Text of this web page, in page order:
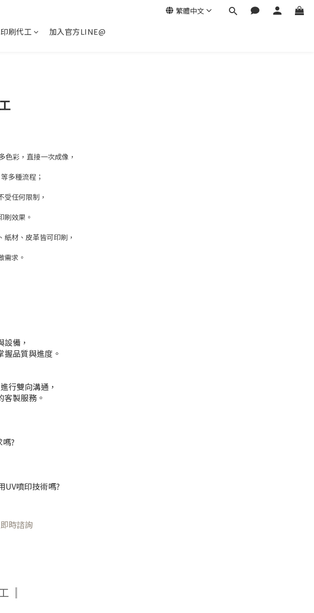
繁體中文
印刷代工 加入官方LINE@
色彩，直接一次成像，
多種流程；
任何限制，
刷效果。
材、皮革皆可印刷，
需求。
備，
握品質與進度。
行雙向溝通，
製服務。
?
UV噴印技術嗎?
時諮詢
║